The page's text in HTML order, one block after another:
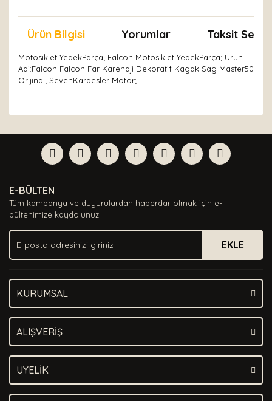
Ürün Bilgisi Yorumlar Taksit
Motosiklet YedekParça; Falcon Motosiklet YedekParça; Ürün
Adi:Falcon Falcon Far Karenaji Dekoratif Kagak Sag Master50
Orijinal; SevenKardesler Motor;
Yorum Yaz
formunu kullanarak tarafımıza iletebilirsiniz.
Görüş ve önerileriniz için teşekkür ederiz.
Ürün açıklamasında eksik bilgiler bulunuyor.
Ürün bilgilerinde hatalar bulunuyor.
Ürün fiyatı diğer sitelerden daha pahalı.
Bu ürüne benzer farklı alternatifler olmalı.
E-BÜLTEN
Tüm kampanya ve duyurulardan haberdar olmak için e-
bültenimize kaydolunuz.
EKLE
KURUMSAL
ALIŞVERİŞ
ÜYELİK